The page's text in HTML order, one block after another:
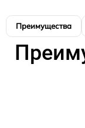
Преимущества